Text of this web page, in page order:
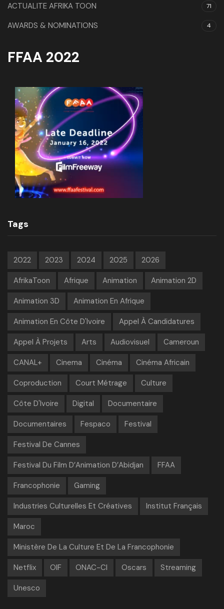
ACTUALITE AFRIKA TOON 71
AWARDS & NOMINATIONS 4
FFAA 2022
Tags
2022 2023 2024 2025 2026
AfrikaToon Afrique Animation Animation 2D
Animation 3D Animation En Afrique
Animation En Côte D'Ivoire Appel À Candidatures
Appel À Projets Arts Audiovisuel Cameroun
CANAL+ Cinema Cinéma Cinéma Africain
Coproduction Court Métrage Culture
Côte D'Ivoire Digital Documentaire
Documentaires Fespaco Festival
Festival De Cannes
Festival Du Film D’Animation D’Abidjan FFAA
Francophonie Gaming
Industries Culturelles Et Créatives Institut Français
Maroc
Ministère De La Culture Et De La Francophonie
Netflix OIF ONAC-CI Oscars Streaming
Unesco